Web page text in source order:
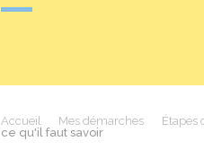
Accueil Mes démarches Étapes
ce qu'il faut savoir